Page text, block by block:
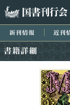
新刊情報